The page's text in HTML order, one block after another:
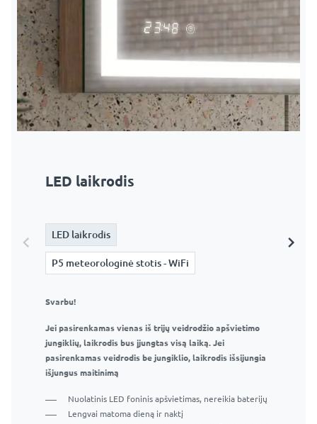
LED laikrodis
LED laikrodis
P5 meteorologinė stotis - WiFi
Svarbu!
Jei pasirenkamas vienas iš trijų veidrodžio apšvietimo
jungiklių, laikrodis bus įjungtas visą laiką. Jei
pasirenkamas veidrodis be jungiklio, laikrodis išsijungia
išjungus maitinimą
Nuolatinis LED foninis apšvietimas, nereikia baterijų
Lengvai matoma dieną ir naktį
P5 meteorologinė stotis - WiFi
LED laikrodis
P5 meteorologinė stotis - WiFi
Svarbu!
Jei pasirenkamas vienas iš trijų veidrodžio apšvietimo
jungiklių, oro stotis veiks visą laiką. Jei pasirenkamas
veidrodis be jungiklio, oro stotis išsijungia, kai
išjungiamas maitinimas.
Stotys turi būti sukonfigūruotos naudojant savo
telefoną ir tam skirtą programą